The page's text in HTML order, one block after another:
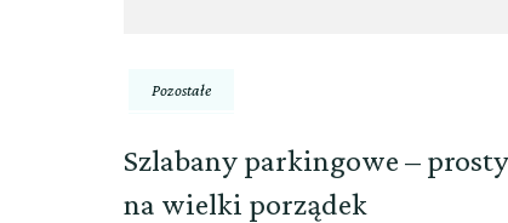
Pozostałe
Szlabany parkingowe –
na wielki porządek